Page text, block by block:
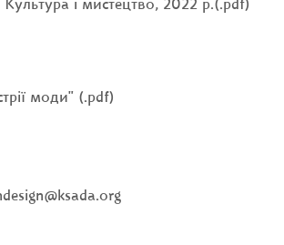
і мистецтво, 2022 р.(.pdf)
моди" (.pdf)